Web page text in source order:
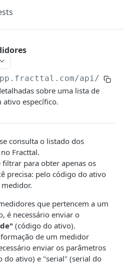
Sheet
de Custo
transações
Ordinária POST
custo
usuário
POST
de documentos de
de Localizações dos
personalizados
humanos
de documentos de
personalizados dos
humano
e associá-los a um
POST
de Documentos
GET
de terceiros
de terceiros GET
GET
dos movimentos
de compra
peça de reposição de um
de tarefas
de tarefas
orçamento PUT
em OS's
api/meters
sobre uma lista de
específico.
consulta o listado dos
Fracttal.
filtrar para obter apenas os
precisa: pelo código do ativo
que pertencem a um
é necessário enviar o
(código do ativo).
de um medidor
enviar os parâmetros
do ativo) e "serial" (serial do